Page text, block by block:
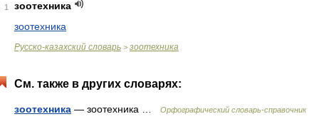
1
зоотехника
зоотехника
Русско-казахский словарь > зоотехника
См. также в других словарях:
зоотехника — зоотехника … Орфографический словарь-справочник